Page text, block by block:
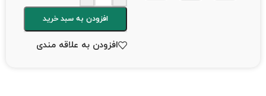
افزودن به سبد خرید
افزودن به علاقه مندی